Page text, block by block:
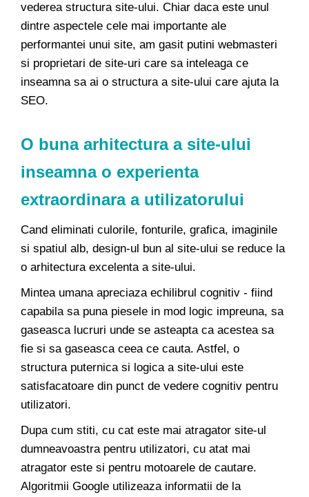
vederea structura site-ului. Chiar daca este unul
dintre aspectele cele mai importante ale
performantei unui site, am gasit putini webmasteri
si proprietari de site-uri care sa inteleaga ce
inseamna sa ai o structura a site-ului care ajuta la
SEO.
O buna arhitectura a site-ului
inseamna o experienta
extraordinara a utilizatorului
Cand eliminati culorile, fonturile, grafica, imaginile
si spatiul alb, design-ul bun al site-ului se reduce la
o arhitectura excelenta a site-ului.
Mintea umana apreciaza echilibrul cognitiv - fiind
capabila sa puna piesele in mod logic impreuna, sa
gaseasca lucruri unde se asteapta ca acestea sa
fie si sa gaseasca ceea ce cauta. Astfel, o
structura puternica si logica a site-ului este
satisfacatoare din punct de vedere cognitiv pentru
utilizatori.
Dupa cum stiti, cu cat este mai atragator site-ul
dumneavoastra pentru utilizatori, cu atat mai
atragator este si pentru motoarele de cautare.
Algoritmii Google utilizeaza informatii de la